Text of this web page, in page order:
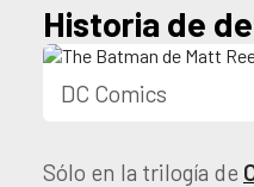
Historia de
DC Comics
Sólo en la trilogía de